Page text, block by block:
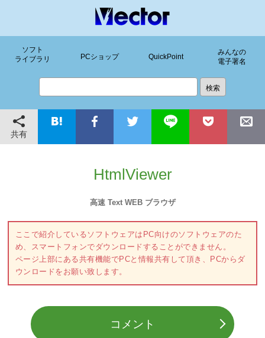
ソフト
ライブラリ
PCショップ QuickPoint
みんなの
電子署名
共有
HtmlViewer
高速 Text WEB ブラウザ
ここで紹介しているソフトウェアはPC向けのソフトウェアのた
め、スマートフォンでダウンロードすることができません。
ページ上部にある共有機能でPCと情報共有して頂き、PCからダ
ウンロードをお願い致します。
コメント